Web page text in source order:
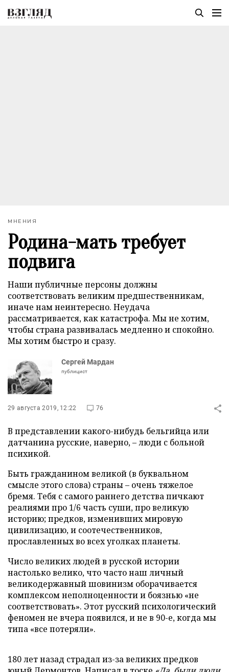
МНЕНИЯ
Родина-мать требует
подвига
Наши публичные персоны должны
соответствовать великим предшественникам,
иначе нам неинтересно. Неудача
рассматривается, как катастрофа. Мы не хотим,
чтобы страна развивалась медленно и спокойно.
Мы хотим быстро и сразу.
Сергей Мардан
публицист
29 августа 2019, 12:22 76
В представлении какого-нибудь бельгийца или
датчанина русские, наверно, – люди с больной
психикой.
Быть гражданином великой (в буквальном
смысле этого слова) страны – очень тяжелое
бремя. Тебя с самого раннего детства пичкают
реалиями про 1/6 часть суши, про великую
историю; предков, изменивших мировую
цивилизацию, и соотечественников,
прославленных во всех уголках планеты.
Число великих людей в русской истории
настолько велико, что часто наш личный
великодержавный шовинизм оборачивается
комплексом неполноценности и боязнью «не
соответствовать». Этот русский психологический
феномен не вчера появился, и не в 90-е, когда мы
типа «все потеряли».
180 лет назад страдал из-за великих предков